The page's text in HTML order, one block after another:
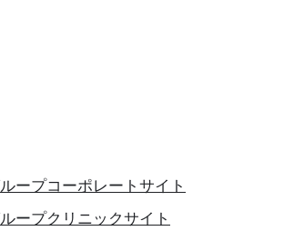
ープコーポレートサイト
ープクリニックサイト